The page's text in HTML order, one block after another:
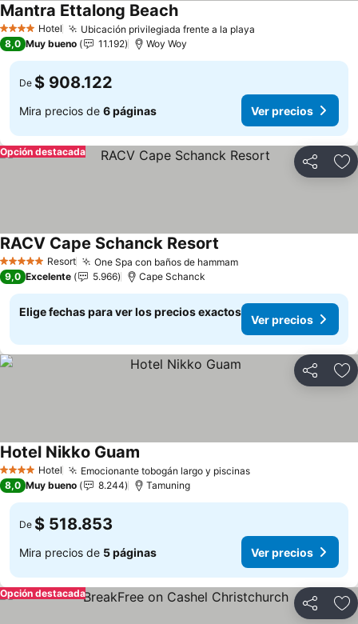
4 EstrellasHotel Ubicación privilegiada frente a la playa
Mantra Ettalong BeachVer precios
8,0 Muy bueno 11.192 Woy Woy
De $ 908.122
Mira precios de 6 páginas Ver precios
Compartir
Opción destacada
5 Estrellas Resort One Spa con baños de hammamVer precios
RACV Cape Schanck Resort
9,0 Excelente 5.966 Cape Schanck
Elige fechas para ver los precios exactos
Ver precios
Compartir
4 EstrellasHotel Emocionante tobogán largo y piscinasVer precios
Hotel Nikko Guam
8,0 Muy bueno 8.244 Tamuning
De $ 518.853
Mira precios de 5 páginas Ver precios
Compartir
Opción destacada